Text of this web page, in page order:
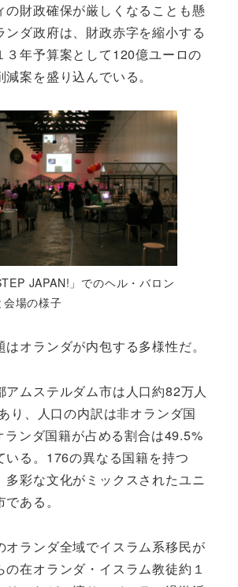
の財政確保が厳しくなることも懸
ンダ政府は、財政赤字を縮小する
３年予算案として120億ユーロの
案を盛り込んでいる。
JAPAN!」でのヘル・バロン
会場の様子
はオランダが内包する多様性だ。
アムステルダム市は人口約82万人
り、人口の内訳は非オランダ国
ンダ国籍が占める割合は49.5%
いる。176の異なる国籍を持つ
多彩な文化がミックスされたユニ
ある。
オランダ全域でイスラム系移民が
の在オランダ・イスラム教徒約１